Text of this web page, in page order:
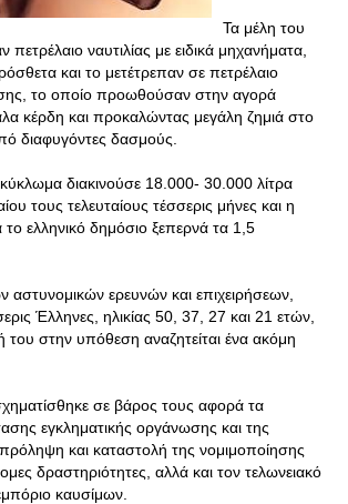
Τα μέλη του
ναυτιλίας με ειδικά μηχανήματα,
και το μετέτρεπαν σε πετρέλαιο
το οποίο προωθούσαν στην αγορά
κέρδη και προκαλώντας μεγάλη ζημιά στο
διαφυγόντες δασμούς.
κύκλωμα διακινούσε 18.000- 30.000 λίτρα
τους τελευταίους τέσσερις μήνες και η
το ελληνικό δημόσιο ξεπερνά τα 1,5
αστυνομικών ερευνών και επιχειρήσεων,
Έλληνες, ηλικίας 50, 37, 27 και 21 ετών,
του στην υπόθεση αναζητείται ένα ακόμη
σε βάρος τους αφορά τα
εγκληματικής οργάνωσης και της
και καταστολή της νομιμοποίησης
δραστηριότητες, αλλά και τον τελωνειακό
καυσίμων.